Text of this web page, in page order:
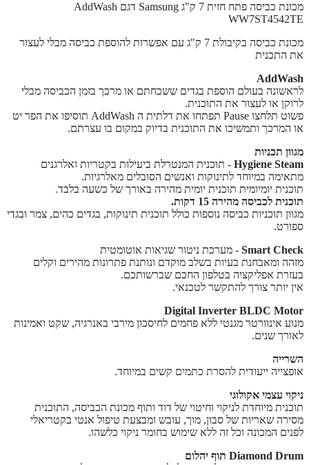
מכונת כביסה פתח חזית 7 ק"ג Samsung דגם AddWash
WW7ST4542TE
מכונת כביסה בקיבולת 7 ק"ג עם אפשרות להוספת כביסה מבלי לעצור
את התכנית
AddWash
לראשונה בעולם הוספת בגדים ששכחתם או מרכך בזמן הכביסה מבלי
לרוקן או לעצור את התוכנית.
פשוט תלחצו Pause תפתחו את דלתית ה AddWash תוסיפו את הפר יט
או המרכך ותמשיכו את התוכנית בדיוק במקום בו עצרתם.
מגוון תכניות
Hygiene Steam - תוכנית המנטרלת ביעילות בקטריות ואלרגנים
מתאימה במיוחד לתינוקות ואנשים הסובלים מאלרגיות.
תוכנית יומיומית תוכנית יומית מהירה באורך של כשעה בלבד.
תוכנית לכביסה מהירה 15 דקות.
מגוון תוכניות כביסה נוספות כולל תוכנית תינוקות, בגדים כהים, צמר ובגדי
ספורט.
Smart Check - מערכת ניטור שגיאות אוטומטית
מזהה ומאבחנת בעיות בשלב מוקדם ונותנת פתרונות מהירים וקלים
בעזרת אפליקציה בטלפון החכם שברשותכם.
אין יותר צורך להתקשר לטכנאי.
Digital Inverter BLDC Motor
מנוע אינוורטר מגנטי ללא פחמים לחיסכון מירבי באנרגיה, שקט ואמינות
לאורך שנים.
השרייה
אופצייה ייעודית להסרת כתמים קשים במיוחד.
ניקוי עצמי אקולוגי
תוכנית מיוחדת לניקוי וחיטוי של דוד ותוף מכונת הכביסה, התוכנית
מסירה שאריות של סבון, מוך, עובש ומבצעת טיפול אנטי בקטריאלי
לפנים המכונה וכל זה ללא שימוש בחומר ניקוי כלשהו.
Diamond Drum תוף יהלום